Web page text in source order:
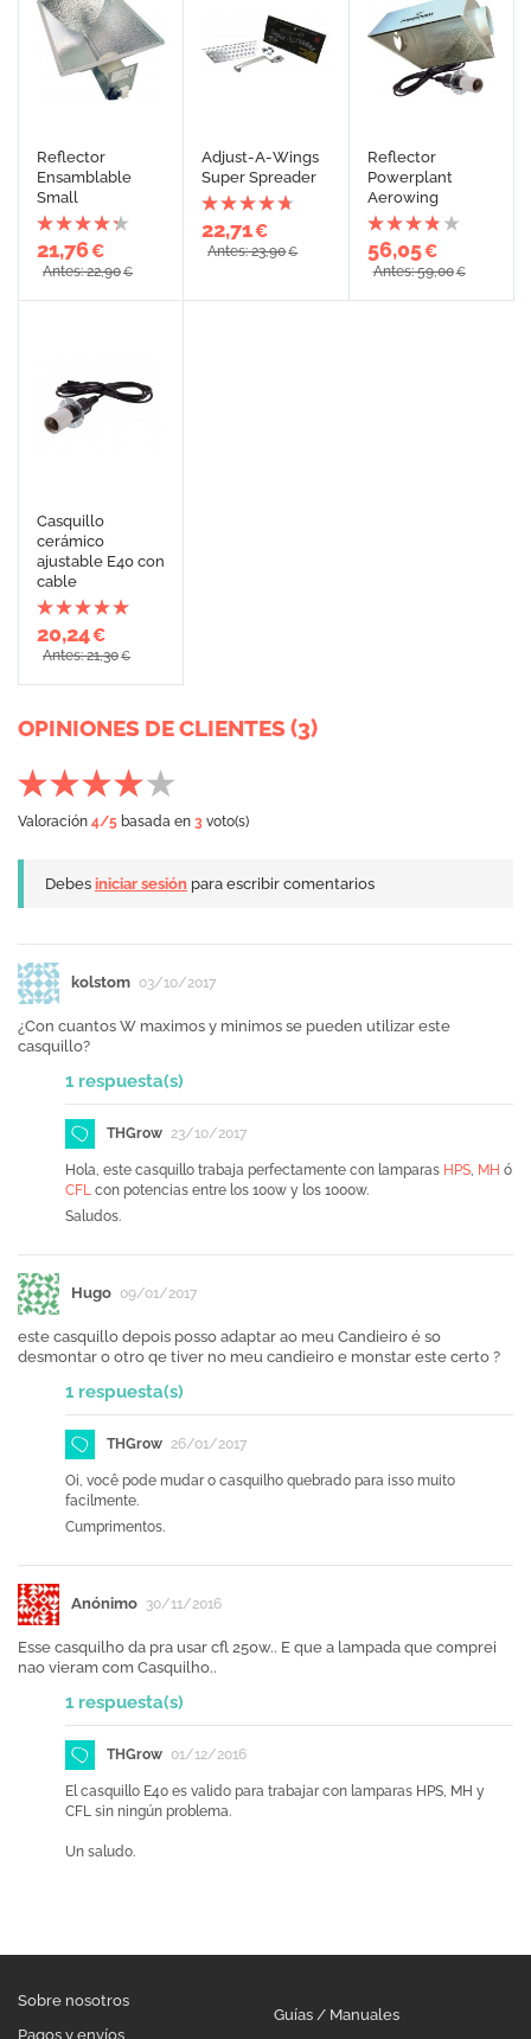
Reflector
Ensamblable
Small
21,76€
Antes: 22,90€
Adjust-A-Wings
Super Spreader
22,71€
Antes: 23,90€
Reflector
Powerplant
Aerowing
56,05€
Antes: 59,00€
Casquillo
cerámico
ajustable E40 con
cable
20,24€
Antes: 21,30€
OPINIONES DE CLIENTES (3)
Valoración 4/5 basada en 3 voto(s)
Debes iniciar sesión para escribir comentarios
kolstom 03/10/2017
¿Con cuantos W maximos y minimos se pueden utilizar este
casquillo?
1 respuesta(s)
THGrow 23/10/2017
Hola, este casquillo trabaja perfectamente con lamparas HPS, MH ó
CFL con potencias entre los 100w y los 1000w.
Saludos.
Hugo 09/01/2017
este casquillo depois posso adaptar ao meu Candieiro é so
desmontar o otro qe tiver no meu candieiro e monstar este certo ?
1 respuesta(s)
THGrow 26/01/2017
Oi, você pode mudar o casquilho quebrado para isso muito
facilmente.
Cumprimentos.
Anónimo 30/11/2016
Esse casquilho da pra usar cfl 250w.. E que a lampada que comprei
nao vieram com Casquilho..
1 respuesta(s)
THGrow 01/12/2016
El casquillo E40 es valido para trabajar con lamparas HPS, MH y
CFL sin ningún problema.
Un saludo.
Sobre nosotros
Pagos y envíos
Guías / Manuales